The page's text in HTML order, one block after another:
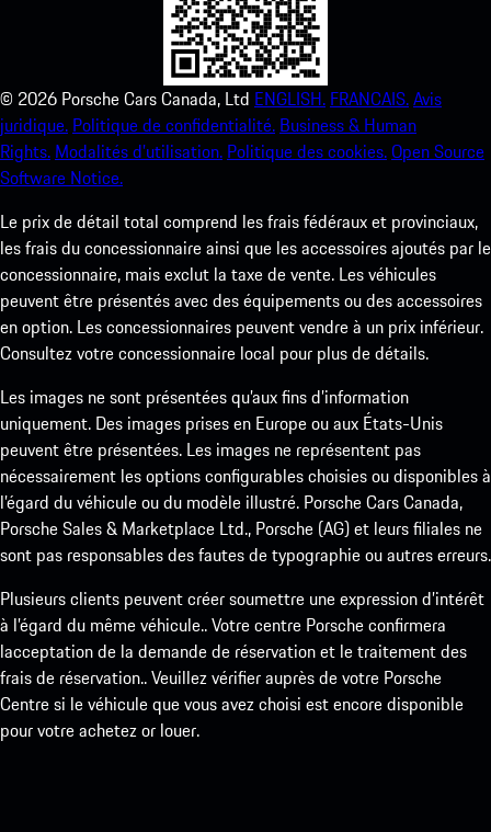
© 2026 Porsche Cars Canada, Ltd ENGLISH. FRANCAIS.Avis
juridique. Politique de confidentialité. Business & Human
Rights. Modalités d’utilisation. Politique des cookies.Open Source
Software Notice.
Le prix de détail total comprend les frais fédéraux et provinciaux,
les frais du concessionnaire ainsi que les accessoires ajoutés par le
concessionnaire, mais exclut la taxe de vente. Les véhicules
peuvent être présentés avec des équipements ou des accessoires
en option. Les concessionnaires peuvent vendre à un prix inférieur.
Consultez votre concessionnaire local pour plus de détails.
Les images ne sont présentées qu’aux fins d’information
uniquement. Des images prises en Europe ou aux États-Unis
peuvent être présentées. Les images ne représentent pas
nécessairement les options configurables choisies ou disponibles à
l’égard du véhicule ou du modèle illustré. Porsche Cars Canada,
Porsche Sales & Marketplace Ltd., Porsche (AG) et leurs filiales ne
sont pas responsables des fautes de typographie ou autres erreurs.
Plusieurs clients peuvent créer soumettre une expression d’intérêt
à l’égard du même véhicule.. Votre centre Porsche confirmera
lacceptation de la demande de réservation et le traitement des
frais de réservation.. Veuillez vérifier auprès de votre Porsche
Centre si le véhicule que vous avez choisi est encore disponible
pour votre achetez or louer.